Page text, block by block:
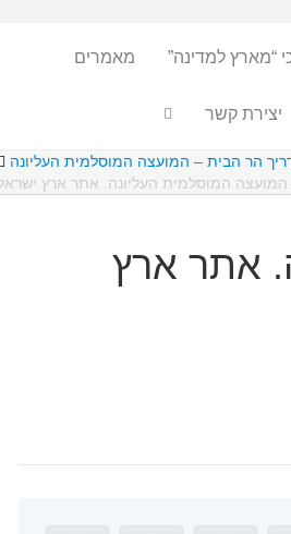
“מארץ למדינה” מאמרים
יצירת קשר
אתר ארץ